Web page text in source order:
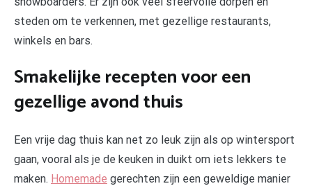
steden om te verkennen, met gezellige restaurants,
winkels en bars.
Smakelijke recepten voor een
gezellige avond thuis
Een vrije dag thuis kan net zo leuk zijn als op wintersport
gaan, vooral als je de keuken in duikt om iets lekkers te
maken. Homemade gerechten zijn een geweldige manier